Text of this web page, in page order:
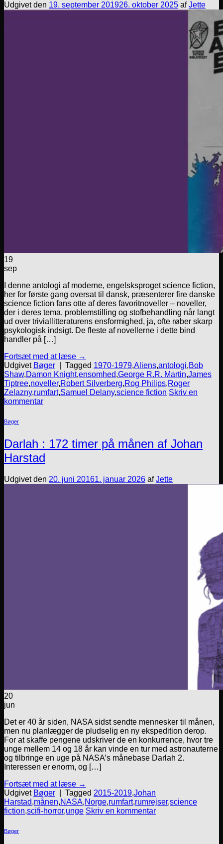
Udgivet den 19. september 201926. oktober 2025 afJette
19
sep
I denne antologi af moderne, engelsksproget science fiction,
her for første gang oversat til dansk, præsenterer fire danske
science fiction fans otte af deres favoritnoveller – noveller,
der i deres tema, problemstilling og stofbehandling når langt
ud over triviallitteraturens ensformighed, ja, ofte røber skarp
psykologisk indsigt. De fleste af novellerne i dette bind
handler på […]
Fortsæt med at læse →
Udgivet Bøger Tagged 1970-1979,Aliens,antologi,Bob
Shaw,Damon Knight,ensomhed,George R.R. Martin,James
Tiptree,noveller,Robert Silverberg,Rog Philips,Roger
Zelazny,rumfart,Samuel Delany,science fiction Skriv en
kommentar
Bøger
Darlah : 172 timer på månen af Johan
Harstad
Udgivet den 20. juni 20161. januar 2026 afJette
20
jun
Det er 40 år siden, NASA sidst sendte mennesker til månen,
men nu planlægger de pludselig en ny ekspedition derop.
For at skaffe pengene udskriver de en konkurrence, hvor tre
unge mellem 14 og 18 år kan vinde en tur med astronauterne
og tilbringe en uge på NASA’s månebase Darlah 2.
Interessen er enorm, og […]
Fortsæt med at læse →
Udgivet Bøger Tagged 2015-2019,Johan
Harstad,månen,NASA,Norge,rumfart,rumrejser,science
fiction,scifi-horror,unge Skriv en kommentar
Bøger